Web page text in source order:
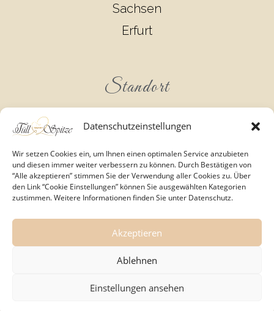
Datenschutzeinstellungen
Wir setzen Cookies ein, um Ihnen einen optimalen Service anzubieten
und diesen immer weiter verbessern zu können. Durch Bestätigen von
“Alle akzeptieren” stimmen Sie der Verwendung aller Cookies zu. Über
den Link “Cookie Einstellungen” können Sie ausgewählten Kategorien
zustimmen. Weitere Informationen finden Sie unter Datenschutz.
Akzeptieren
Ablehnen
Einstellungen ansehen
Sachsen
Erfurt
Standort